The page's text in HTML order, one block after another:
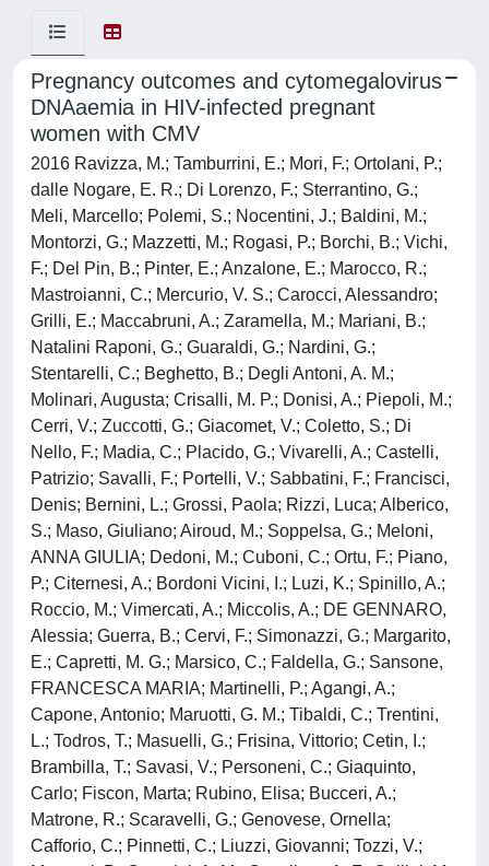
Pregnancy outcomes and cytomegalovirus
DNAaemia in HIV-infected pregnant
women with CMV
2016 Ravizza, M.; Tamburrini, E.; Mori, F.; Ortolani, P.;
dalle Nogare, E. R.; Di Lorenzo, F.; Sterrantino, G.;
Meli, Marcello; Polemi, S.; Nocentini, J.; Baldini, M.;
Montorzi, G.; Mazzetti, M.; Rogasi, P.; Borchi, B.; Vichi,
F.; Del Pin, B.; Pinter, E.; Anzalone, E.; Marocco, R.;
Mastroianni, C.; Mercurio, V. S.; Carocci, Alessandro;
Grilli, E.; Maccabruni, A.; Zaramella, M.; Mariani, B.;
Natalini Raponi, G.; Guaraldi, G.; Nardini, G.;
Stentarelli, C.; Beghetto, B.; Degli Antoni, A. M.;
Molinari, Augusta; Crisalli, M. P.; Donisi, A.; Piepoli, M.;
Cerri, V.; Zuccotti, G.; Giacomet, V.; Coletto, S.; Di
Nello, F.; Madia, C.; Placido, G.; Vivarelli, A.; Castelli,
Patrizio; Savalli, F.; Portelli, V.; Sabbatini, F.; Francisci,
Denis; Bernini, L.; Grossi, Paola; Rizzi, Luca; Alberico,
S.; Maso, Giuliano; Airoud, M.; Soppelsa, G.; Meloni,
ANNA GIULIA; Dedoni, M.; Cuboni, C.; Ortu, F.; Piano,
P.; Citernesi, A.; Bordoni Vicini, I.; Luzi, K.; Spinillo, A.;
Roccio, M.; Vimercati, A.; Miccolis, A.; DE GENNARO,
Alessia; Guerra, B.; Cervi, F.; Simonazzi, G.; Margarito,
E.; Capretti, M. G.; Marsico, C.; Faldella, G.; Sansone,
FRANCESCA MARIA; Martinelli, P.; Agangi, A.;
Capone, Antonio; Maruotti, G. M.; Tibaldi, C.; Trentini,
L.; Todros, T.; Masuelli, G.; Frisina, Vittorio; Cetin, I.;
Brambilla, T.; Savasi, V.; Personeni, C.; Giaquinto,
Carlo; Fiscon, Marta; Rubino, Elisa; Bucceri, A.;
Matrone, R.; Scaravelli, G.; Genovese, Ornella;
Cafforio, C.; Pinnetti, C.; Liuzzi, Giovanni; Tozzi, V.;